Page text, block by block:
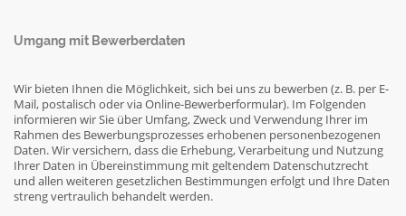
Umgang mit Bewerberdaten
Wir bieten Ihnen die Möglichkeit, sich bei uns zu bewerben (z. B. per E-
Mail, postalisch oder via Online-Bewerberformular). Im Folgenden
informieren wir Sie über Umfang, Zweck und Verwendung Ihrer im
Rahmen des Bewerbungsprozesses erhobenen personenbezogenen
Daten. Wir versichern, dass die Erhebung, Verarbeitung und Nutzung
Ihrer Daten in Übereinstimmung mit geltendem Datenschutzrecht
und allen weiteren gesetzlichen Bestimmungen erfolgt und Ihre Daten
streng vertraulich behandelt werden.